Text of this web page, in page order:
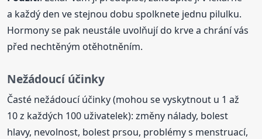
a každý den ve stejnou dobu spolknete jednu pilulku.
Hormony se pak neustále uvolňují do krve a chrání vás
před nechtěným otěhotněním.
Nežádoucí účinky
Časté nežádoucí účinky (mohou se vyskytnout u 1 až
10 z každých 100 uživatelek): změny nálady, bolest
hlavy, nevolnost, bolest prsou, problémy s menstruací,